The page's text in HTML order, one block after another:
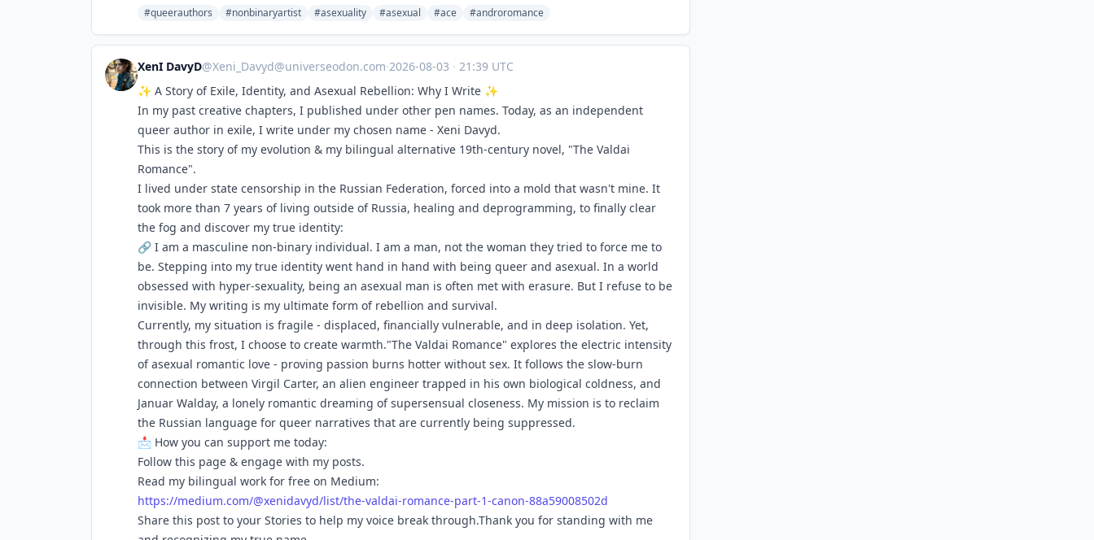
#queerauthors #nonbinaryartist #asexuality #asexual #ace #androromance
XenI DavyD@Xeni_Davyd@universeodon.com·2026-08-03 · 21:39 UTC
✨ A Story of Exile, Identity, and Asexual Rebellion: Why I Write ✨
In my past creative chapters, I published under other pen names. Today, as an independent
queer author in exile, I write under my chosen name - Xeni Davyd.
This is the story of my evolution & my bilingual alternative 19th-century novel, "The Valdai
Romance".
I lived under state censorship in the Russian Federation, forced into a mold that wasn't mine. It
took more than 7 years of living outside of Russia, healing and deprogramming, to finally clear
the fog and discover my true identity:
🔗 I am a masculine non-binary individual. I am a man, not the woman they tried to force me to
be. Stepping into my true identity went hand in hand with being queer and asexual. In a world
obsessed with hyper-sexuality, being an asexual man is often met with erasure. But I refuse to be
invisible. My writing is my ultimate form of rebellion and survival.
Currently, my situation is fragile - displaced, financially vulnerable, and in deep isolation. Yet,
through this frost, I choose to create warmth."The Valdai Romance" explores the electric intensity
of asexual romantic love - proving passion burns hotter without sex. It follows the slow-burn
connection between Virgil Carter, an alien engineer trapped in his own biological coldness, and
Januar Walday, a lonely romantic dreaming of supersensual closeness. My mission is to reclaim
the Russian language for queer narratives that are currently being suppressed.
📩 How you can support me today:
Follow this page & engage with my posts.
Read my bilingual work for free on Medium:
https://medium.com/@xenidavyd/list/the-valdai-romance-part-1-canon-88a59008502d
Share this post to your Stories to help my voice break through.Thank you for standing with me